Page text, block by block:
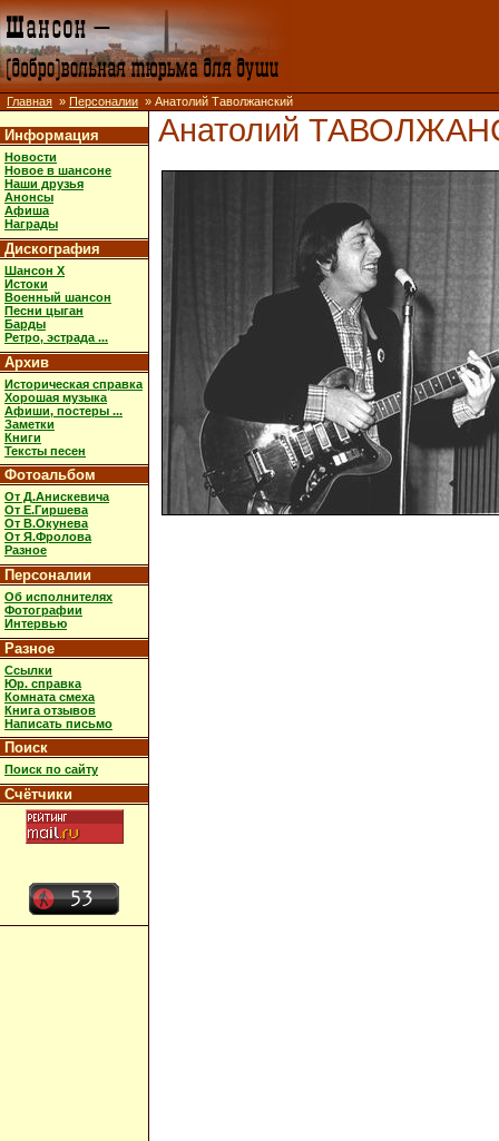
Главная » Персоналии » Анатолий Таволжанский
Информация
Новости
Новое в шансоне
Наши друзья
Анонсы
Афиша
Награды
Дискография
Шансон X
Истоки
Военный шансон
Песни цыган
Барды
Ретро, эстрада ...
Архив
Историческая справка
Хорошая музыка
Афиши, постеры ...
Заметки
Книги
Тексты песен
Фотоальбом
От Д.Анискевича
От Е.Гиршева
От В.Окунева
От Я.Фролова
Разное
Персоналии
Об исполнителях
Фотографии
Интервью
Разное
Ссылки
Юр. справка
Комната смеха
Книга отзывов
Написать письмо
Поиск
Поиск по сайту
Счётчики
Анатолий